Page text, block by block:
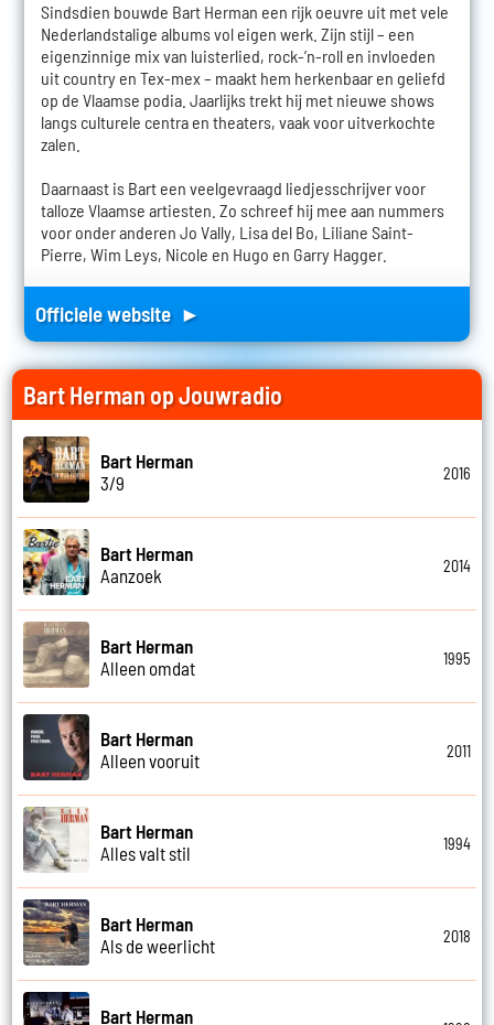
Sindsdien bouwde Bart Herman een rijk oeuvre uit met vele
Nederlandstalige albums vol eigen werk. Zijn stijl – een
eigenzinnige mix van luisterlied, rock-’n-roll en invloeden
uit country en Tex-mex – maakt hem herkenbaar en geliefd
op de Vlaamse podia. Jaarlijks trekt hij met nieuwe shows
langs culturele centra en theaters, vaak voor uitverkochte
zalen.
Daarnaast is Bart een veelgevraagd liedjesschrijver voor
talloze Vlaamse artiesten. Zo schreef hij mee aan nummers
voor onder anderen Jo Vally, Lisa del Bo, Liliane Saint-
Pierre, Wim Leys, Nicole en Hugo en Garry Hagger.
Officiele website ►
Bart Herman op Jouwradio
Bart Herman
3/9
2016
Bart Herman
Aanzoek
2014
Bart Herman
Alleen omdat
1995
Bart Herman
Alleen vooruit
2011
Bart Herman
Alles valt stil
1994
Bart Herman
Als de weerlicht
2018
Bart Herman